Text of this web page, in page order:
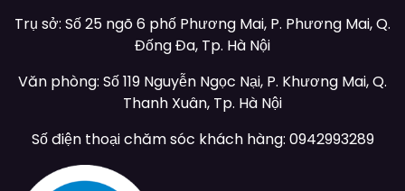
Trụ sở: Số 25 ngõ 6 phố Phương Mai, P. Phương Mai, Q.
Đống Đa, Tp. Hà Nội
Văn phòng: Số 119 Nguyễn Ngọc Nại, P. Khương Mai, Q.
Thanh Xuân, Tp. Hà Nội
Số điện thoại chăm sóc khách hàng: 0942993289